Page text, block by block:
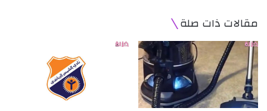
مقالات ذات صلة